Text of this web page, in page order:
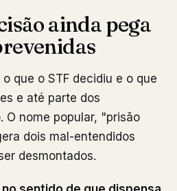
ainda pega
que o STF decidiu e o que
e até parte dos
O nome popular, "prisão
dois mal-entendidos
desmontados.